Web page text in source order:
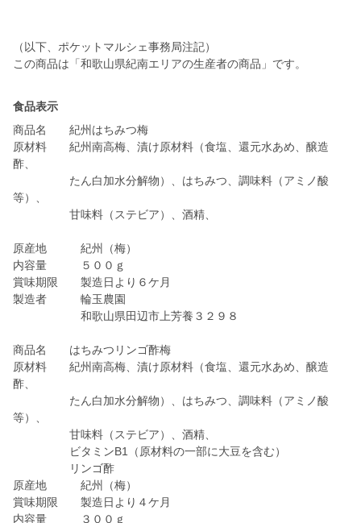
（以下、ポケットマルシェ事務局注記）
この商品は「和歌山県紀南エリアの生産者の商品」です。
食品表示
商品名 紀州はちみつ梅
原材料 紀州南高梅、漬け原材料（食塩、還元水あめ、醸造
酢、
たん白加水分解物）、はちみつ、調味料（アミノ酸
等）、
甘味料（ステビア）、酒精、
原産地 紀州（梅）
内容量 ５００ｇ
賞味期限 製造日より６ケ月
製造者 輪玉農園
和歌山県田辺市上芳養３２９８
商品名 はちみつリンゴ酢梅
原材料 紀州南高梅、漬け原材料（食塩、還元水あめ、醸造
酢、
たん白加水分解物）、はちみつ、調味料（アミノ酸
等）、
甘味料（ステビア）、酒精、
ビタミンB1（原材料の一部に大豆を含む）
リンゴ酢
原産地 紀州（梅）
賞味期限 製造日より４ケ月
内容量 ３００ｇ